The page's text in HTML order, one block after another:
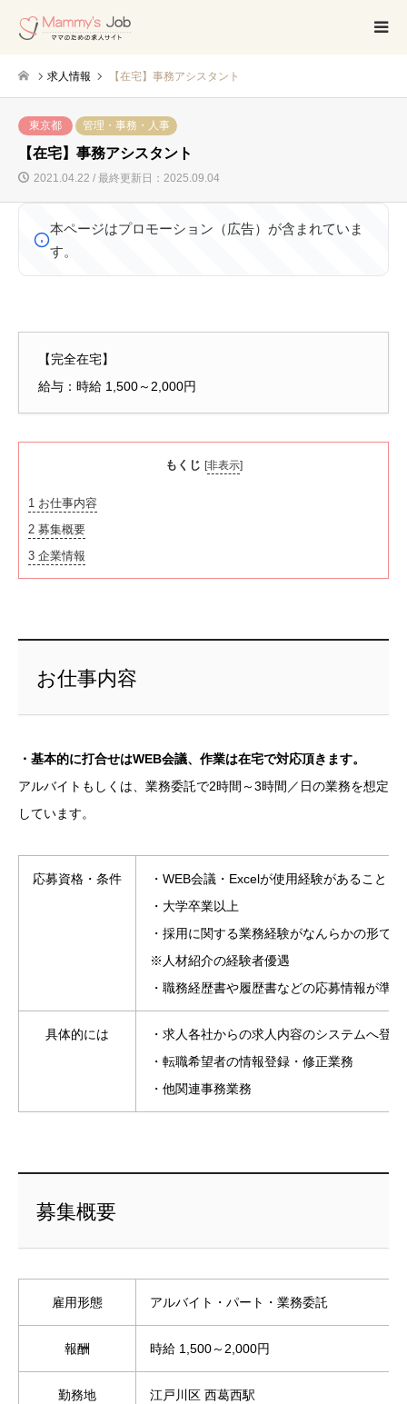
求人情報 【在宅】事務アシスタント
東京都 管理・事務・人事
【在宅】事務アシスタント
2021.04.22 / 最終更新日：2025.09.04
本ページはプロモーション（広告）が含まれていま
す。
【完全在宅】
給与：時給 1,500～2,000円
もくじ [非表示]
1 お仕事内容
2 募集概要
3 企業情報
お仕事内容
・基本的に打合せはWEB会議、作業は在宅で対応頂きます。
アルバイトもしくは、業務委託で2時間～3時間／日の業務を想定
しています。
応募資格・条件
・WEB会議・Excelが使用経験があること
・大学卒業以上
・採用に関する業務経験がなんらかの形で
※人材紹介の経験者優遇
・職務経歴書や履歴書などの応募情報が準
具体的には
・求人各社からの求人内容のシステムへ登
・転職希望者の情報登録・修正業務
・他関連事務業務
募集概要
雇用形態 アルバイト・パート・業務委託
報酬 時給 1,500～2,000円
勤務地 江戸川区 西葛西駅